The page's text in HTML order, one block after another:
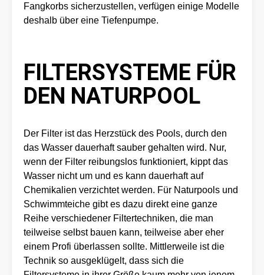
Fangkorbs sicherzustellen, verfügen einige Modelle
deshalb über eine Tiefenpumpe.
FILTERSYSTEME FÜR
DEN NATURPOOL
Der Filter ist das Herzstück des Pools, durch den
das Wasser dauerhaft sauber gehalten wird. Nur,
wenn der Filter reibungslos funktioniert, kippt das
Wasser nicht um und es kann dauerhaft auf
Chemikalien verzichtet werden. Für Naturpools und
Schwimmteiche gibt es dazu direkt eine ganze
Reihe verschiedener Filtertechniken, die man
teilweise selbst bauen kann, teilweise aber eher
einem Profi überlassen sollte. Mittlerweile ist die
Technik so ausgeklügelt, dass sich die